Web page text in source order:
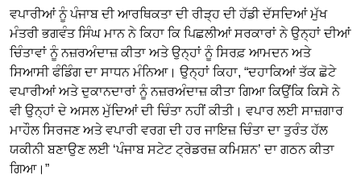
ਵਪਾਰੀਆਂ ਨੂੰ ਪੰਜਾਬ ਦੀ ਆਰਥਿਕਤਾ ਦੀ ਰੀੜ੍ਹ ਦੀ ਹੱਡੀ ਦੱਸਦਿਆਂ ਮੁੱਖ
ਮੰਤਰੀ ਭਗਵੰਤ ਸਿੰਘ ਮਾਨ ਨੇ ਕਿਹਾ ਕਿ ਪਿਛਲੀਆਂ ਸਰਕਾਰਾਂ ਨੇ ਉਨ੍ਹਾਂ ਦੀਆਂ
ਚਿੰਤਾਵਾਂ ਨੂੰ ਨਜ਼ਰਅੰਦਾਜ਼ ਕੀਤਾ ਅਤੇ ਉਨ੍ਹਾਂ ਨੂੰ ਸਿਰਫ਼ ਆਮਦਨ ਅਤੇ
ਸਿਆਸੀ ਫੰਡਿੰਗ ਦਾ ਸਾਧਨ ਮੰਨਿਆ। ਉਨ੍ਹਾਂ ਕਿਹਾ, “ਦਹਾਕਿਆਂ ਤੱਕ ਛੋਟੇ
ਵਪਾਰੀਆਂ ਅਤੇ ਦੁਕਾਨਦਾਰਾਂ ਨੂੰ ਨਜ਼ਰਅੰਦਾਜ਼ ਕੀਤਾ ਗਿਆ ਕਿਉਂਕਿ ਕਿਸੇ ਨੇ
ਵੀ ਉਨ੍ਹਾਂ ਦੇ ਅਸਲ ਮੁੱਦਿਆਂ ਦੀ ਚਿੰਤਾ ਨਹੀਂ ਕੀਤੀ। ਵਪਾਰ ਲਈ ਸਾਜ਼ਗਾਰ
ਮਾਹੌਲ ਸਿਰਜਣ ਅਤੇ ਵਪਾਰੀ ਵਰਗ ਦੀ ਹਰ ਜਾਇਜ਼ ਚਿੰਤਾ ਦਾ ਤੁਰੰਤ ਹੱਲ
ਯਕੀਨੀ ਬਣਾਉਣ ਲਈ ‘ਪੰਜਾਬ ਸਟੇਟ ਟ੍ਰੇਡਰਜ਼ ਕਮਿਸ਼ਨ’ ਦਾ ਗਠਨ ਕੀਤਾ
ਗਿਆ।”